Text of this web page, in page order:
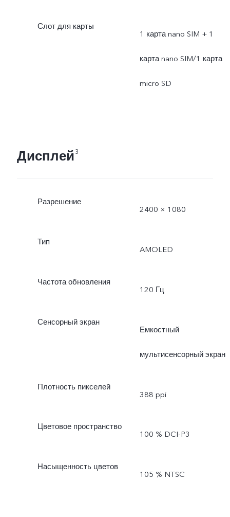
Слот для карты
1 карта nano SIM + 1
карта nano SIM/1 карта
micro SD
Дисплей3
Разрешение
2400 × 1080
Тип
AMOLED
Частота обновления
120 Гц
Сенсорный экран
Емкостный
мультисенсорный экран
Плотность пикселей
388 ppi
Цветовое пространство
100 % DCI-P3
Насыщенность цветов
105 % NTSC